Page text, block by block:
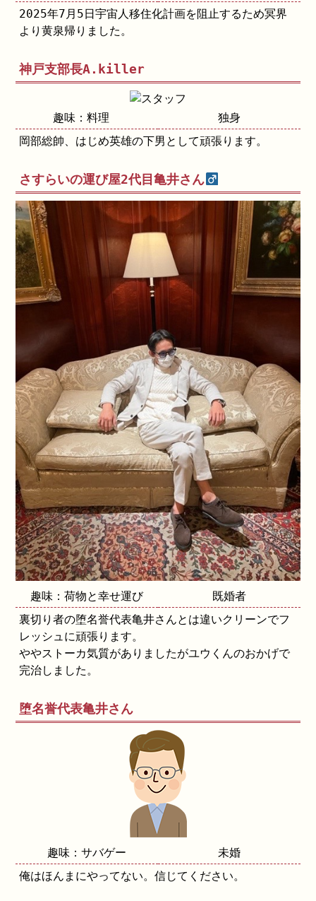
2025年7月5日宇宙人移住化計画を阻止するため冥界
より黄泉帰りました。
神戸支部長A.killer
趣味：料理
独身
岡部総帥、はじめ英雄の下男として頑張ります。
さすらいの運び屋2代目亀井さん
趣味：荷物と幸せ運び
既婚者
裏切り者の堕名誉代表亀井さんとは違いクリーンでフ
レッシュに頑張ります。
ややストーカ気質がありましたがユウくんのおかげで
完治しました。
堕名誉代表亀井さん
趣味：サバゲー
未婚
俺はほんまにやってない。信じてください。